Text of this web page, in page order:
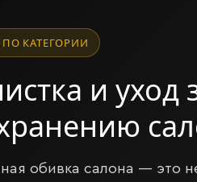
ПО КАТЕГОРИИ
и
обивка салона — это